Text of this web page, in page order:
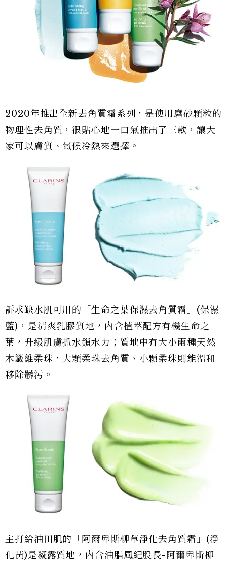
2020年推出全新去角質霜系列，是使用磨砂顆粒的
物理性去角質，很貼心地一口氣推出了三款，讓大
家可以膚質、氣候冷熱來選擇。
訴求缺水肌可用的「生命之葉保濕去角質霜」(保濕
藍)，是清爽乳膠質地，內含植萃配方有機生命之
葉，升級肌膚抓水鎖水力；質地中有大小兩種天然
木籤維柔珠，大顆柔珠去角質、小顆柔珠則能溫和
移除髒污。
主打給油田肌的「阿爾卑斯柳草淨化去角質霜」(淨
化黃)是凝露質地，內含油脂風紀股長-阿爾卑斯柳